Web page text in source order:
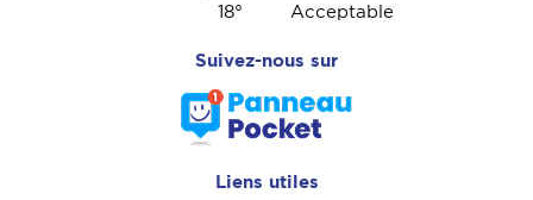
18°
Acceptable
Suivez-nous sur
Liens utiles